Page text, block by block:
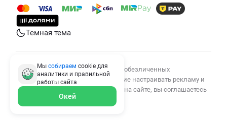
Темная тема
Мы используем cookies для сбора обезличенных
персональных данных, помогающие настраивать рекламу и
анализировать трафик. Оставаясь на сайте, вы соглашаетесь
на сбор таких данных.
Мы собираем cookie для
аналитики и правильной
работы сайта
Окей